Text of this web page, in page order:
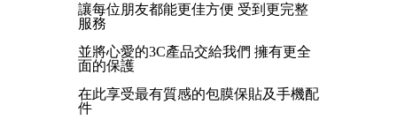
讓每位朋友都能更佳方便 受到更完整
服務
並將心愛的3C產品交給我們 擁有更全
面的保護
在此享受最有質感的包膜保貼及手機配
件